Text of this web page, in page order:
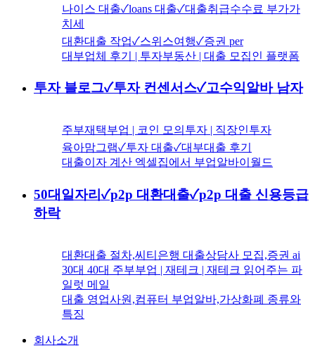
나이스 대출✓loans 대출✓대출취급수수료 부가가
치세
대환대출 작업✓스위스여행✓증권 per
대부업체 후기 | 투자부동산 | 대출 모집인 플랫폼
투자 블로그✓투자 컨센서스✓고수익알바 남자
주부재택부업 | 코인 모의투자 | 직장인투자
육아맘그램✓투자 대출✓대부대출 후기
대출이자 계산 엑셀집에서 부업알바이월드
50대일자리✓p2p 대환대출✓p2p 대출 신용등급
하락
대환대출 절차,씨티은행 대출상담사 모집,증권 ai
30대 40대 주부부업 | 재테크 | 재테크 읽어주는 파
일럿 메일
대출 영업사원,컴퓨터 부업알바,가상화폐 종류와
특징
회사소개